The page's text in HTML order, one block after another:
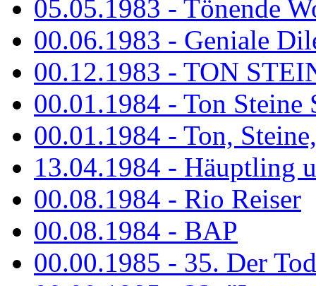
05.05.1983 - Tönende
00.06.1983 - Geniale
00.12.1983 - TON
00.01.1984 - Ton Steine
00.01.1984 - Ton,
13.04.1984 - Häuptling
00.08.1984 - Rio Reiser
00.08.1984 - BAP
00.00.1985 - 35. Der